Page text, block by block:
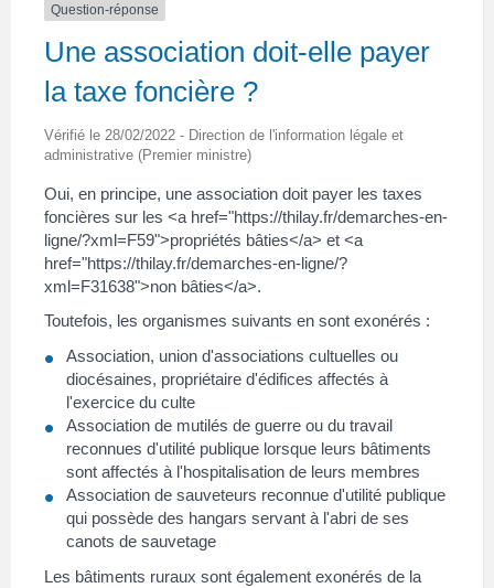
Question-réponse
Une association doit-elle payer
la taxe foncière ?
Vérifié le 28/02/2022 - Direction de l'information légale et
administrative (Premier ministre)
Oui, en principe, une association doit payer les taxes
foncières sur les <a href="https://thilay.fr/demarches-en-
ligne/?xml=F59">propriétés bâties</a> et <a
href="https://thilay.fr/demarches-en-ligne/?
xml=F31638">non bâties</a>.
Toutefois, les organismes suivants en sont exonérés :
Association, union d'associations cultuelles ou
diocésaines, propriétaire d'édifices affectés à
l'exercice du culte
Association de mutilés de guerre ou du travail
reconnues d'utilité publique lorsque leurs bâtiments
sont affectés à l'hospitalisation de leurs membres
Association de sauveteurs reconnue d'utilité publique
qui possède des hangars servant à l'abri de ses
canots de sauvetage
Les bâtiments ruraux sont également exonérés de la